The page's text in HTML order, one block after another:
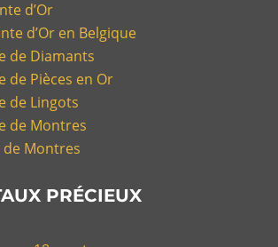
d’Or
d’Or en Belgique
de Diamants
de Pièces en Or
de Lingots
de Montres
Montres
PRÉCIEUX